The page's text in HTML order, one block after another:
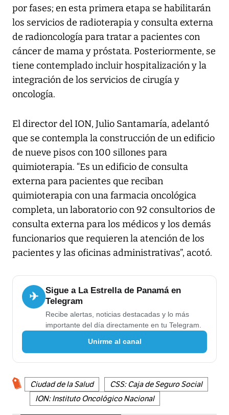
por fases; en esta primera etapa se habilitarán
los servicios de radioterapia y consulta externa
de radioncología para tratar a pacientes con
cáncer de mama y próstata. Posteriormente, se
tiene contemplado incluir hospitalización y la
integración de los servicios de cirugía y
oncología.
El director del ION, Julio Santamaría, adelantó
que se contempla la construcción de un edificio
de nueve pisos con 100 sillones para
quimioterapia. “Es un edificio de consulta
externa para pacientes que reciban
quimioterapia con una farmacia oncológica
completa, un laboratorio con 92 consultorios de
consulta externa para los médicos y los demás
funcionarios que requieren la atención de los
pacientes y las oficinas administrativas”, acotó.
✈
Sigue a La Estrella de Panamá en
Telegram
Recibe alertas, noticias destacadas y lo más
importante del día directamente en tu Telegram.
Unirme al canal
Ciudad de la Salud
CSS: Caja de Seguro Social
ION: Instituto Oncológico Nacional